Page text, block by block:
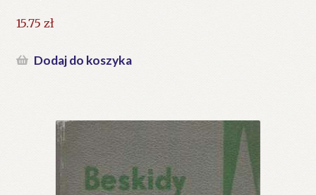
15.75 zł
Dodaj do koszyka